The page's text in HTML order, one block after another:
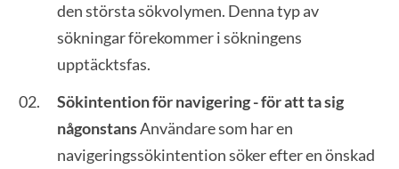
den största sökvolymen. Denna typ av
sökningar förekommer i sökningens
upptäcktsfas.
Sökintention för navigering - för att ta sig
någonstansAnvändare som har en
navigeringssökintention söker efter en önskad